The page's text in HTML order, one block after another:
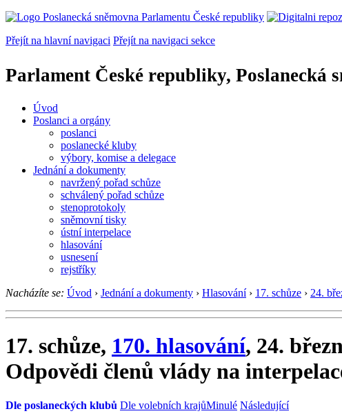
Přejít na hlavní navigaci Přejít na navigaci sekce
Parlament České republiky, Poslanecká
Úvod
Poslanci a orgány
poslanci
poslanecké kluby
výbory, komise a delegace
Jednání a dokumenty
navržený pořad schůze
schválený pořad schůze
stenoprotokoly
sněmovní tisky
ústní interpelace
hlasování
usnesení
rejstříky
Nacházíte se: Úvod › Jednání a dokumenty › Hlasování › 17. schůze › 24.
17. schůze, 170. hlasování, 24.
Odpovědi členů vlády na
Dle poslaneckých klubů Dle volebních krajůMinulé Následující